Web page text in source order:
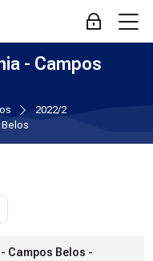
Acessar
- Campos
2022/2
2
Campos Belos -